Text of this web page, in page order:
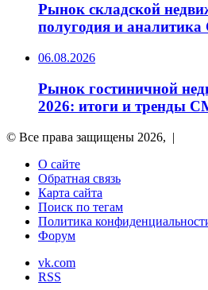
Рынок складской
полугодия и аналитика
06.08.2026
Рынок гостиничной
2026: итоги и тренды
© Все права защищены 2026, |
О сайте
Обратная связь
Карта сайта
Поиск по тегам
Политика
Форум
vk.com
RSS